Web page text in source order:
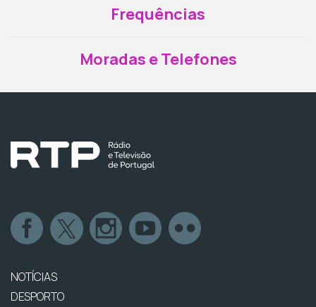
Frequências
Moradas e Telefones
NOTÍCIAS
DESPORTO